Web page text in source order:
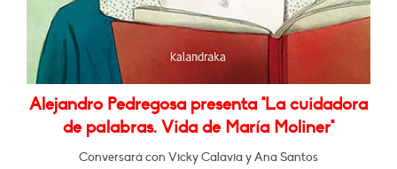
Alejandro Pedregosa presenta "La cuidadora
de palabras. Vida de María Moliner"
Conversará con Vicky Calavia y Ana Santos